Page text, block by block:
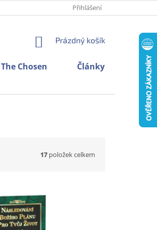
Přihlášení
NÁKUPNÍ
Prázdný košík
The Chosen Články
17 položek celkem